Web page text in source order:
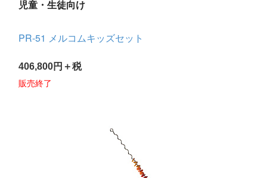
児童・生徒向け
PR-51 メルコムキッズセット
406,800円＋税
販売終了